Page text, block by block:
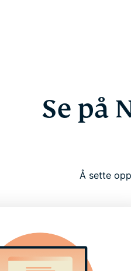
Se på
Å sette